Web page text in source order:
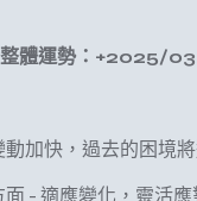
整體運勢：+2025/
動加快，過去的困境
面 - 適應變化，靈活